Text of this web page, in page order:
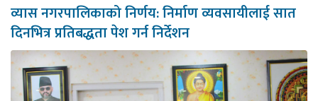
व्यास नगरपालिकाको निर्णय: निर्माण व्यवसायीलाई सात
दिनभित्र प्रतिबद्धता पेश गर्न निर्देशन